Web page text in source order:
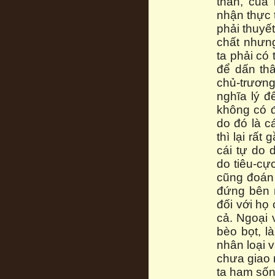
nhận thực
phải
chất
ta phải có
để dấn
chủ-
nghĩa lý
không có
do đó là
thì lại rất
cái tự do
do tiêu-
cũng
đứng bên
đối với họ
cả. Ngoại
bèo bọt,
nhân loại
chưa giao
ta ham